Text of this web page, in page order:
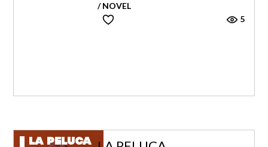
/ NOVEL
5
LA PELUCA